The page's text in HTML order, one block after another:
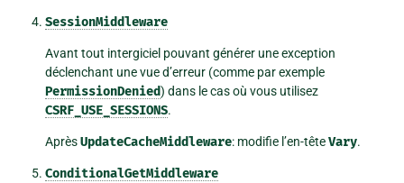
SessionMiddleware
Avant tout intergiciel pouvant générer une exception
déclenchant une vue d’erreur (comme par exemple
PermissionDenied) dans le cas où vous utilisez
CSRF_USE_SESSIONS.
AprèsUpdateCacheMiddleware: modifie l’en-têteVary.
ConditionalGetMiddleware